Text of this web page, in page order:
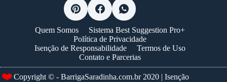
Quem Somos
Sistema Best Suggestion Pro+
Política de Privacidade
Isenção de Responsabilidade
Termos de Uso
Contato e Parcerias
❤️Copyright © - BarrigaSaradinha.com.br 2020 | Isenção